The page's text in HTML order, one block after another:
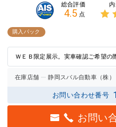
総合評価
4.5 点
購入パック
ＷＥＢ限定展示。実車確認ご希望の
在庫店舗 静岡スバル自動車（株
お問い合わせ番号
お問い